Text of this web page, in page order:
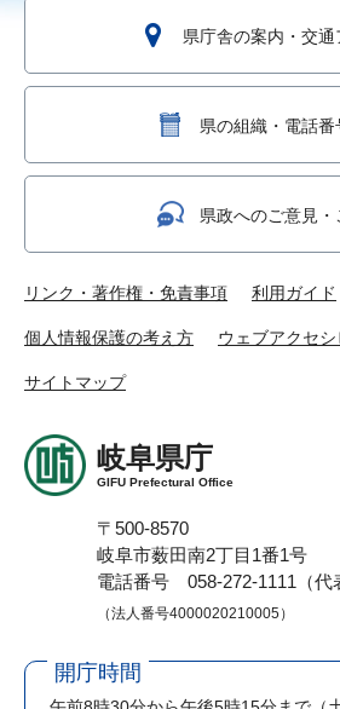
県庁舎の案内・交通
県の組織・電話番
県政へのご意見・
リンク・著作権・免責事項 利用ガイド
個人情報保護の考え方 ウェブアクセ
サイトマップ
岐阜県庁
GIFU Prefectural Office
〒500-8570
岐阜市薮田南2丁目1番1号
電話番号 058-272-1111（代
（法人番号4000020210005）
開庁時間